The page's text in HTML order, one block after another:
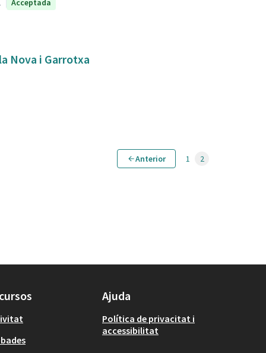
Acceptada
Nova i Garrotxa
Anterior 1 2
Ajuda
Política de privacitat i
accessibilitat